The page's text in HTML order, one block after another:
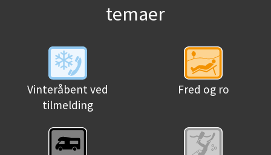
temaer
Vinteråbent ved
tilmelding
Fred og ro